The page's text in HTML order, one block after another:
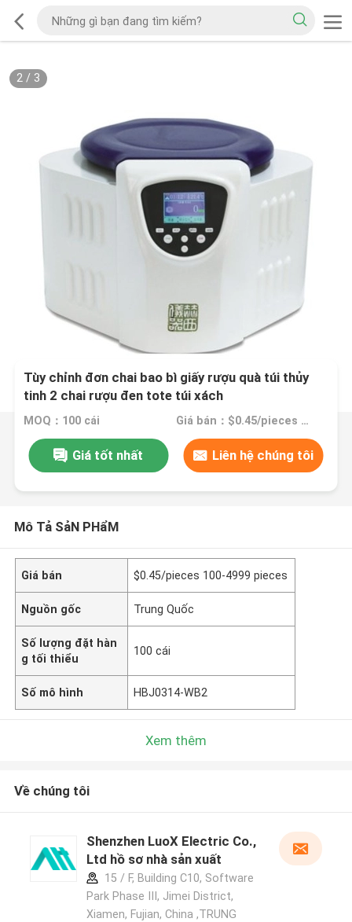
2/ 3
Tùy chỉnh đơn chai bao bì giấy rượu quà túi thủy
tinh 2 chai rượu đen tote túi xách
MOQ：100 cái Giá bán：$0.45/pieces 100-4999 pieces
Giá tốt nhất Liên hệ chúng tôi
Mô Tả SảN PHẩM
Giá bán $0.45/pieces 100-4999 pieces
Nguồn gốc Trung Quốc
Số lượng đặt hàn
g tối thiểu
100 cái
Số mô hình HBJ0314-WB2
Xem thêm
Về chúng tôi
Shenzhen LuoX Electric Co.,
Ltd hồ sơ nhà sản xuất
15 / F, Building C10, Software
Park Phase III, Jimei District,
Xiamen, Fujian, China ,TRUNG